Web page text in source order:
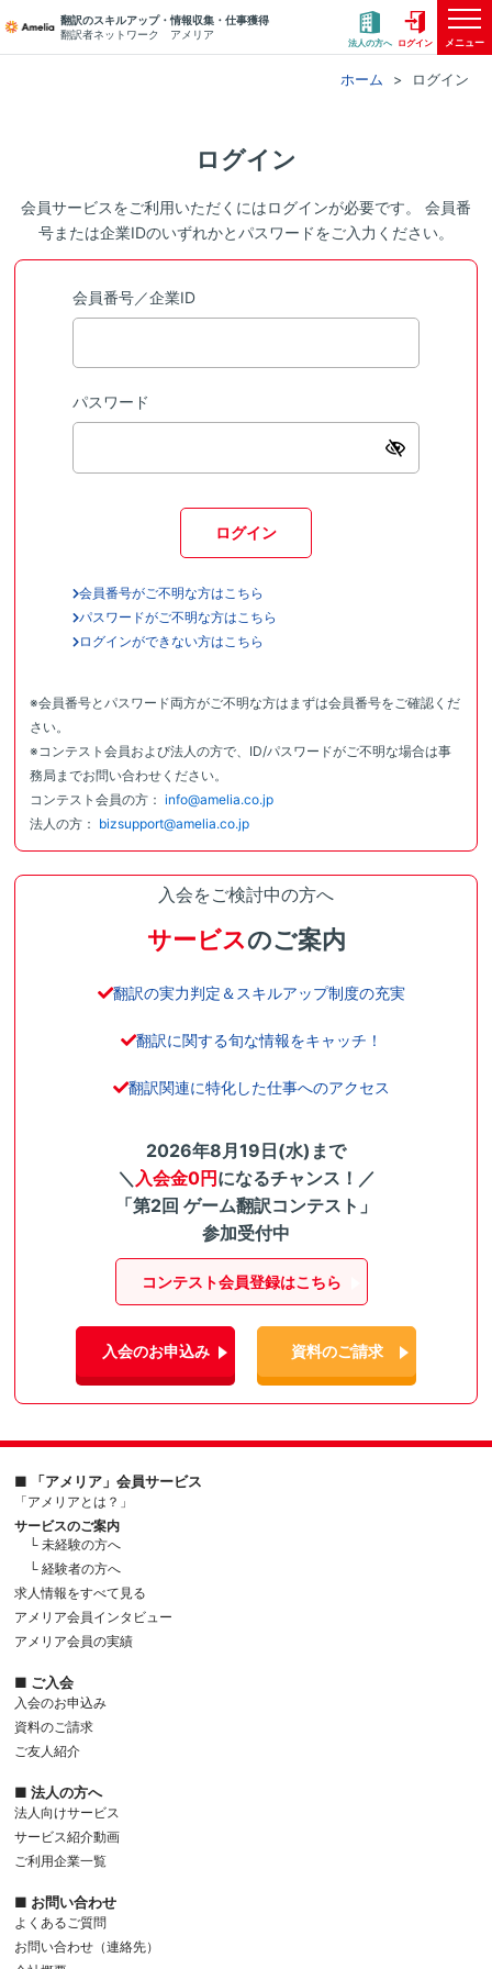
翻訳のスキルアップ・情報収集・仕事獲得
翻訳者ネットワーク アメリア
法人の方へ ログイン メニュー
ホーム ログイン
ログイン
会員サービスをご利用いただくにはログインが必要です。 会員番
号または企業IDのいずれかとパスワードをご入力ください。
会員番号／企業ID
パスワード
ログイン
会員番号がご不明な方はこちら
パスワードがご不明な方はこちら
ログインができない方はこちら
※会員番号とパスワード両方がご不明な方はまずは会員番号をご確認くだ
さい。
※コンテスト会員および法人の方で、ID/パスワードがご不明な場合は事
務局までお問い合わせください。
コンテスト会員の方： info@amelia.co.jp
法人の方： bizsupport@amelia.co.jp
入会をご検討中の方へ
サービスのご案内
翻訳の実力判定＆スキルアップ制度の充実
翻訳に関する旬な情報をキャッチ！
翻訳関連に特化した仕事へのアクセス
2026年8月19日(水)まで
＼ 入会金0円になるチャンス！／
「第2回 ゲーム翻訳コンテスト」
参加受付中
コンテスト会員登録はこちら
入会のお申込み 資料のご請求
■ 「アメリア」会員サービス
「アメリアとは？」
サービスのご案内
└ 未経験の方へ
└ 経験者の方へ
求人情報をすべて見る
アメリア会員インタビュー
アメリア会員の実績
■ ご入会
入会のお申込み
資料のご請求
ご友人紹介
■ 法人の方へ
法人向けサービス
サービス紹介動画
ご利用企業一覧
■ お問い合わせ
よくあるご質問
お問い合わせ（連絡先）